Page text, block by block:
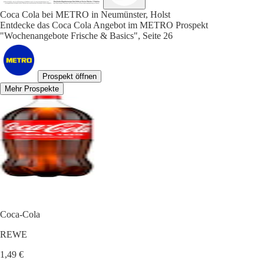
Coca Cola bei METRO in Neumünster, Holst
Entdecke das Coca Cola Angebot im METRO Prospekt
"Wochenangebote Frische & Basics", Seite 26
Prospekt öffnen
Mehr Prospekte
Coca-Cola
REWE
1,49 €